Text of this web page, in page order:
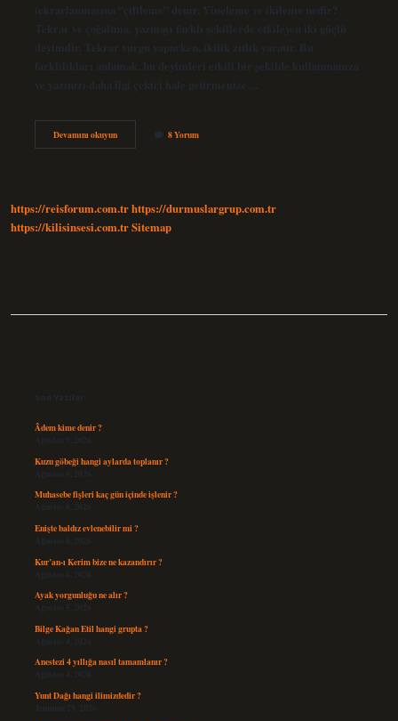
tekrarlanmasına “çiftleme” denir. Yineleme ve ikileme nedir?
Tekrar ve çoğaltma, yazmayı farklı şekillerde etkileyen iki güçlü
deyimdir. Tekrar vurgu yaparken, ikilik zıtlık yaratır. Bu
farklılıkları anlamak, bu deyimleri etkili bir şekilde kullanmanıza
ve yazınızı daha ilgi çekici hale getirmenize…
Devamını okuyunYineleme
Anlatım
8 Yorum
https://reisforum.com.trhttps://durmuslargrup.com.tr
https://kilisinsesi.com.trSitemap
Son Yazılar
Âdem kime denir ?
Ağustos 9, 2026
Kuzu göbeği hangi aylarda toplanır ?
Ağustos 8, 2026
Muhasebe fişleri kaç gün içinde işlenir ?
Ağustos 8, 2026
Enişte baldız evlenebilir mi ?
Ağustos 6, 2026
Kur’an-ı Kerim bize ne kazandırır ?
Ağustos 6, 2026
Ayak yorgunluğu ne alır ?
Ağustos 5, 2026
Bilge Kağan Etil hangi grupta ?
Ağustos 4, 2026
Anestezi 4 yıllığa nasıl tamamlanır ?
Ağustos 4, 2026
Yunt Dağı hangi ilimizdedir ?
Temmuz 29, 2026